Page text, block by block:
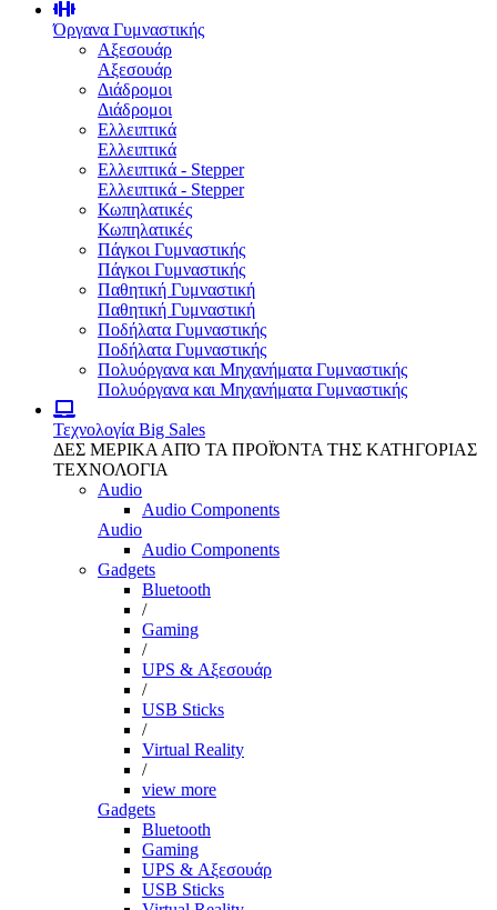
Όργανα Γυμναστικής
Αξεσουάρ
Αξεσουάρ
Διάδρομοι
Διάδρομοι
Ελλειπτικά
Ελλειπτικά
Ελλειπτικά - Stepper
Ελλειπτικά - Stepper
Κωπηλατικές
Κωπηλατικές
Πάγκοι Γυμναστικής
Πάγκοι Γυμναστικής
Παθητική Γυμναστική
Παθητική Γυμναστική
Ποδήλατα Γυμναστικής
Ποδήλατα Γυμναστικής
Πολυόργανα και Μηχανήματα Γυμναστικής
Πολυόργανα και Μηχανήματα Γυμναστικής
Τεχνολογία Big Sales
ΔΕΣ ΜΕΡΙΚΑ ΑΠΌ ΤΑ ΠΡΟΪΌΝΤΑ ΤΗΣ ΚΑΤΗΓΟΡΙΑΣ
ΤΕΧΝΟΛΟΓΙΑ
Audio
Audio Components
Audio
Audio Components
Gadgets
Bluetooth
/
Gaming
/
UPS & Αξεσουάρ
/
USB Sticks
/
Virtual Reality
/
view more
Gadgets
Bluetooth
Gaming
UPS & Αξεσουάρ
USB Sticks